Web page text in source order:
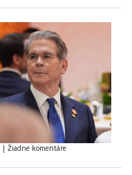
| Žiadne komentáre